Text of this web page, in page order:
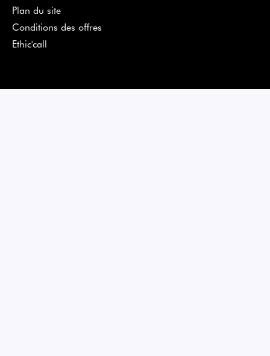
Plan du site
Conditions des offres
Ethic'call